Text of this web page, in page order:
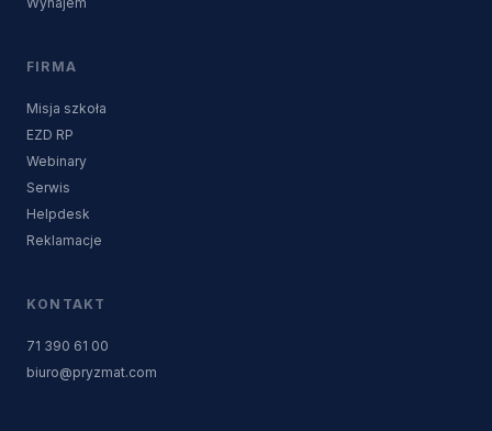
FIRMA
Misja szkoła
EZD RP
Webinary
Serwis
Helpdesk
Reklamacje
KONTAKT
71 390 61 00
biuro@pryzmat.com